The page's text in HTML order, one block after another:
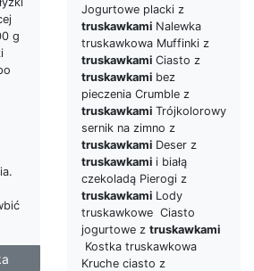
Jogurtowe placki z
truskawkami Nalewka
truskawkowa Muffinki z
truskawkami Ciasto z
truskawkami bez
pieczenia Crumble z
truskawkami Trójkolorowy
sernik na zimno z
truskawkami Deser z
truskawkami i białą
czekoladą Pierogi z
truskawkami Lody
truskawkowe Ciasto
jogurtowe z truskawkami
Kostka truskawkowa
Kruche ciasto z
g